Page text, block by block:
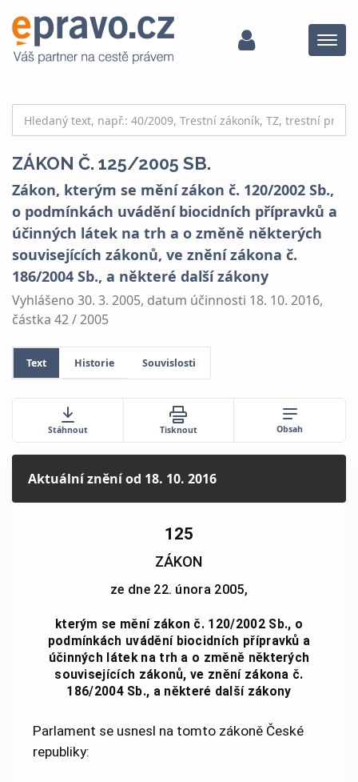
Menu
ZÁKON Č. 125/2005 SB.
Zákon, kterým se mění zákon č. 120/2002 Sb.,
o podmínkách uvádění biocidních přípravků a
účinných látek na trh a o změně některých
souvisejících zákonů, ve znění zákona č.
186/2004 Sb., a některé další zákony
Vyhlášeno 30. 3. 2005, datum účinnosti 18. 10. 2016,
částka 42 / 2005
Text Historie Souvislosti
Stáhnout Tisknout Obsah
Aktuální zněníod 18. 10. 2016
125
ZÁKON
ze dne 22. února 2005,
kterým se mění zákon č. 120/2002 Sb., o
podmínkách uvádění biocidních přípravků a
účinných látek na trh a o změně některých
souvisejících zákonů, ve znění zákona č.
186/2004 Sb., a některé další zákony
Parlament se usnesl na tomto zákoně České
republiky: